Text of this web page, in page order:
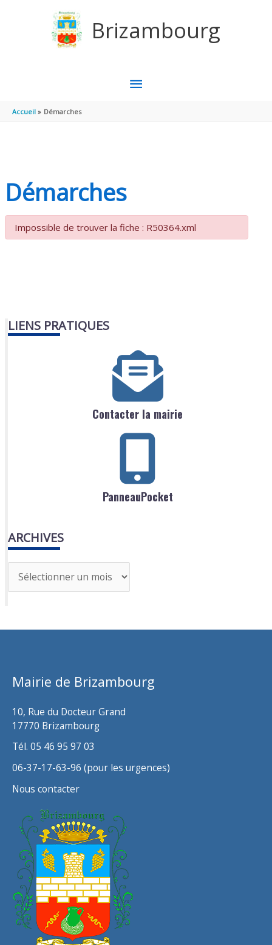
Brizambourg
MENU
Accueil Démarches
Démarches
Impossible de trouver la fiche : R50364.xml
LIENS PRATIQUES
Contacter la mairie
PanneauPocket
ARCHIVES
r
h
Mairie de Brizambourg
10, Rue du Docteur Grand
17770 Brizambourg
Tél. 05 46 95 97 03
06-37-17-63-96 (pour les urgences)
Nous contacter